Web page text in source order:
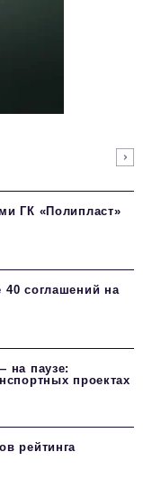
ГК «Полипласт»
40 соглашений на
на паузе:
проектах
рейтинга